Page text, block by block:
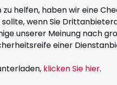
zu helfen, haben wir eine
sollte, wenn Sie
unserer Meinung nach
einer
klicken Sie hier.